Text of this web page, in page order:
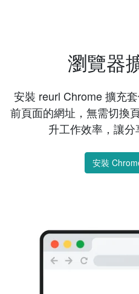
瀏覽器
安裝 reurl Chrome 擴充
前頁面的網址，無需切換
升工作效率，讓分
安裝